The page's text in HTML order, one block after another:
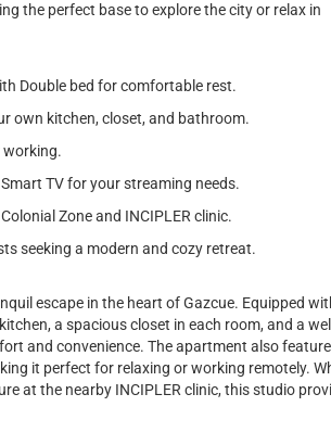
the perfect base to explore the city or relax in
Double bed for comfortable rest.
own kitchen, closet, and bathroom.
working.
TV for your streaming needs.
Zone and INCIPLER clinic.
seeking a modern and cozy retreat.
escape in the heart of Gazcue. Equipped
a spacious closet in each room, and a
and convenience. The apartment also
it perfect for relaxing or working remotely.
at the nearby INCIPLER clinic, this studio